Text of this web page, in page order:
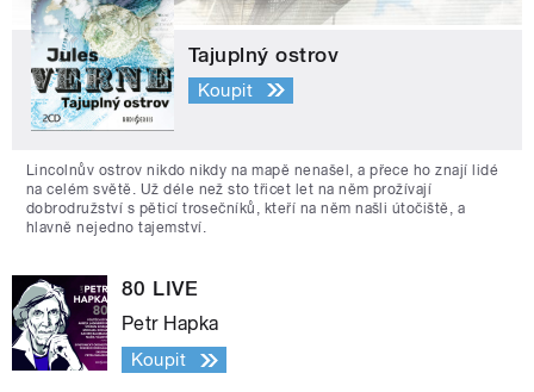
Tajuplný ostrov
Koupit
Lincolnův ostrov nikdo nikdy na mapě nenašel, a přece ho znají lidé
na celém světě. Už déle než sto třicet let na něm prožívají
dobrodružství s pěticí trosečníků, kteří na něm našli útočiště, a
hlavně nejedno tajemství.
80 LIVE
Petr Hapka
Koupit